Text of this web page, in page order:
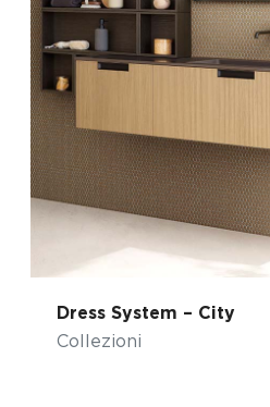
Dress System – City
Collezioni